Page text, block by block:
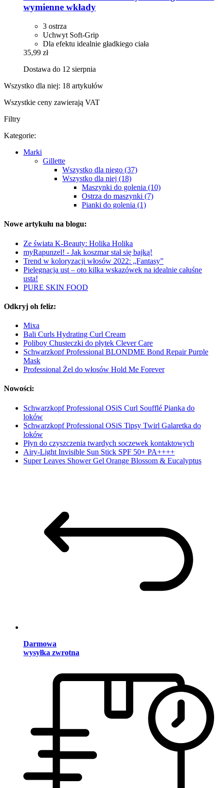
wymienne wkłady
3 ostrza
Uchwyt Soft-Grip
Dla efektu idealnie gładkiego ciała
35,99 zł
Dostawa do 12 sierpnia
Wszystko dla niej: 18 artykułów
Wszystkie ceny zawierają VAT
Filtry
Kategorie:
Marki
Gillette
Wszystko dla niego (37)
Wszystko dla niej (18)
Maszynki do golenia (10)
Ostrza do maszynki (7)
Pianki do golenia (1)
Nowe artykułu na blogu:
Ze świata K-Beauty: Holika Holika
myRapunzel! - Jak koszmar stał się bajką!
Trend w koloryzacji włosów 2022: „Fantasy”
Pielęgnacja ust – oto kilka wskazówek na idealnie całuśne
usta!
PURE SKIN FOOD
Odkryj oh feliz:
Mixa
Bali Curls Hydrating Curl Cream
Poliboy Chusteczki do płytek Clever Care
Schwarzkopf Professional BLONDME Bond Repair Purple
Mask
Professional Żel do włosów Hold Me Forever
Nowości:
Schwarzkopf Professional OSiS Curl Soufflé Pianka do
loków
Schwarzkopf Professional OSiS Tipsy Twirl Galaretka do
loków
Płyn do czyszczenia twardych soczewek kontaktowych
Airy-Light Invisible Sun Stick SPF 50+ PA++++
Super Leaves Shower Gel Orange Blossom & Eucalyptus
Darmowa
wysyłka zwrotna